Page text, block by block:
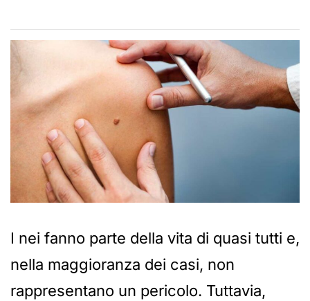
I nei fanno parte della vita di quasi tutti e,
nella maggioranza dei casi, non
rappresentano un pericolo. Tuttavia,